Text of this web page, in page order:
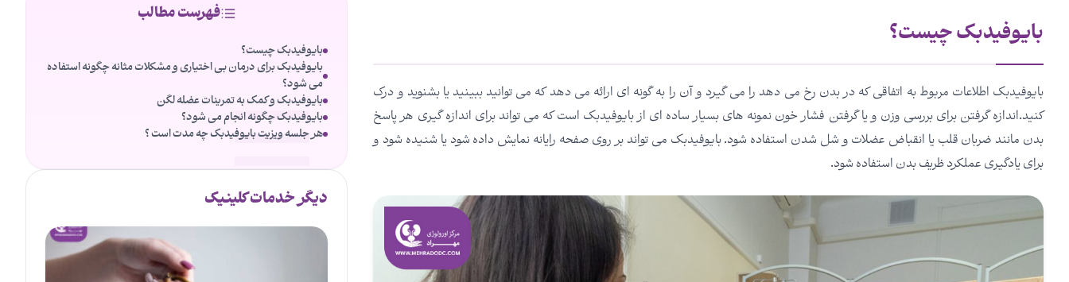
بایوفیدبک چیست؟
بایوفیدبک اطلاعات مربوط به اتفاقی که در بدن رخ می دهد را می گیرد و آن را به گونه ای ارائه می دهد که می توانید ببینید یا بشنوید و درک
کنید.اندازه گرفتن برای بررسی وزن و یا گرفتن فشار خون نمونه های بسیار ساده ای از بایوفیدبک است که می تواند برای اندازه گیری هر پاسخ
بدن مانند ضربان قلب یا انقباض عضلات و شل شدن استفاده شود. بایوفیدبک می تواند بر روی صفحه رایانه نمایش داده شود یا شنیده شود و
برای یادگیری عملکرد ظریف بدن استفاده شود.
فهرست مطالب
بایوفیدبک چیست؟
بایوفیدبک برای درمان بی اختیاری و مشکلات مثانه چگونه استفاده
می شود؟
بایوفیدبک و کمک به تمرینات عضله لگن
بایوفیدبک چگونه انجام می شود؟
هر جلسه ویزیت بایوفیدبک چه مدت است ؟
دیگر خدمات کلینیک